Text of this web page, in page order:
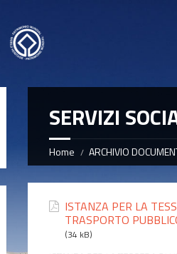
SERVIZI
Home ARCHIVIO
ISTANZA PER LA
TRASPORTO
(34 kB)